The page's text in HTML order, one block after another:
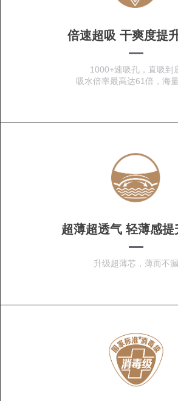
倍速超吸 干爽度提
1000+速吸孔，直吸到
吸水倍率最高达61倍，海
超薄超透气 轻薄感提
升级超薄芯，薄而不漏